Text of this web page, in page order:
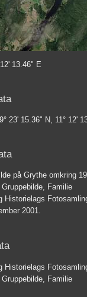
13.46" E
23' 15.36" N, 11° 12'
på Grythe omkring
Familie
Historielags
2001.
Historielags
Familie